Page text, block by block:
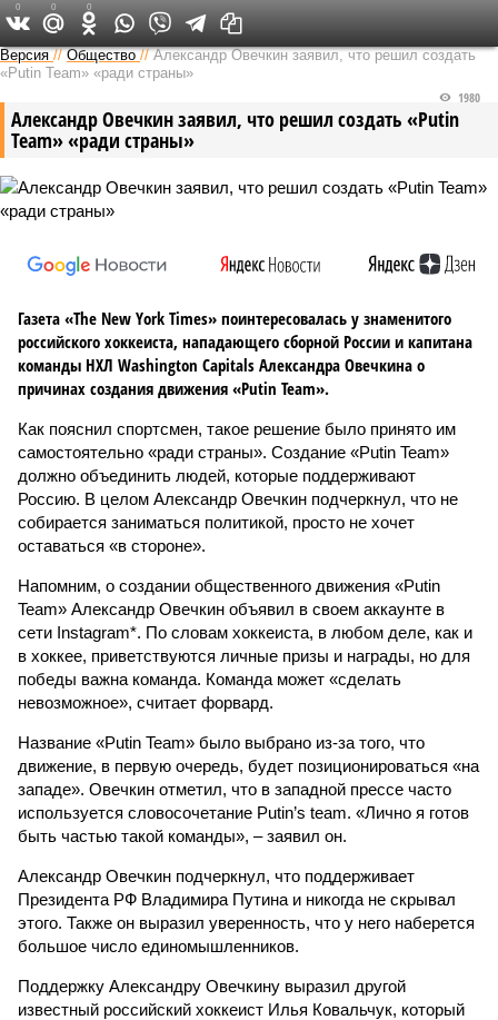
Версия в Саратове
Версия //Общество //Александр Овечкин заявил, что решил создать
«Putin Team» «ради страны»
Александр Овечкин заявил, что решил создать «Putin
Team» «ради страны»
1980
Газета «The New York Times» поинтересовалась у знаменитого
российского хоккеиста, нападающего сборной России и капитана
команды НХЛ Washington Capitals Александра Овечкина о
причинах создания движения «Putin Team».
Как пояснил спортсмен, такое решение было принято им
самостоятельно «ради страны». Создание «Putin Team»
должно объединить людей, которые поддерживают
Россию. В целом Александр Овечкин подчеркнул, что не
собирается заниматься политикой, просто не хочет
оставаться «в стороне».
Напомним, о создании общественного движения «Putin
Team» Александр Овечкин объявил в своем аккаунте в
сети Instagram*. По словам хоккеиста, в любом деле, как и
в хоккее, приветствуются личные призы и награды, но для
победы важна команда. Команда может «сделать
невозможное», считает форвард.
Название «Putin Team» было выбрано из-за того, что
движение, в первую очередь, будет позиционироваться «на
западе». Овечкин отметил, что в западной прессе часто
используется словосочетание Putin’s team. «Лично я готов
быть частью такой команды», – заявил он.
Александр Овечкин подчеркнул, что поддерживает
Президента РФ Владимира Путина и никогда не скрывал
этого. Также он выразил уверенность, что у него наберется
большое число единомышленников.
Поддержку Александру Овечкину выразил другой
известный российский хоккеист Илья Ковальчук, который
0 0 0